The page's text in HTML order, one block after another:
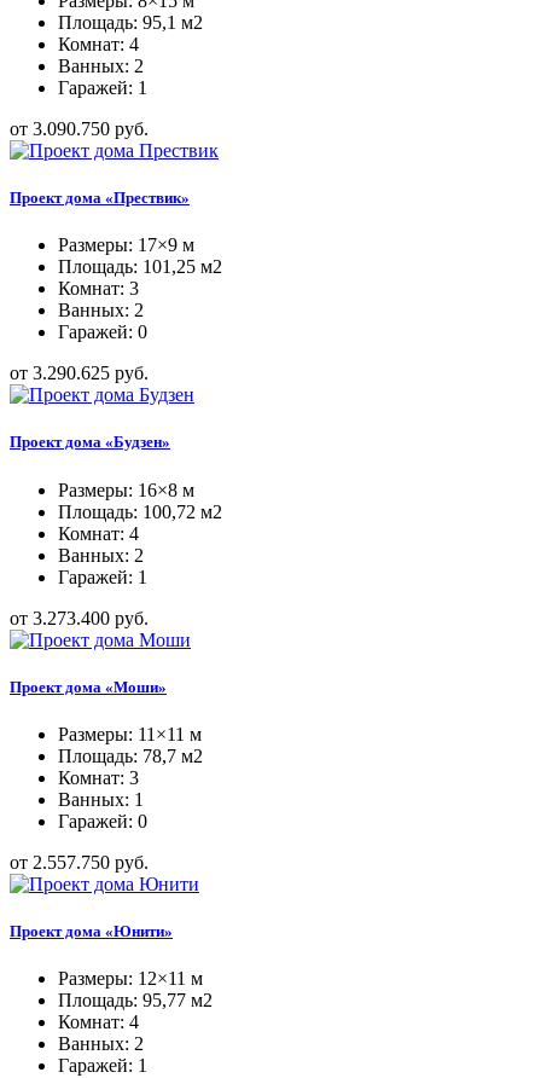
Площадь: 95,1 м2
Комнат: 4
Ванных: 2
Гаражей: 1
от 3.090.750 руб.
Проект дома «Прествик»
Размеры: 17×9 м
Площадь: 101,25 м2
Комнат: 3
Ванных: 2
Гаражей: 0
от 3.290.625 руб.
Проект дома «Будзен»
Размеры: 16×8 м
Площадь: 100,72 м2
Комнат: 4
Ванных: 2
Гаражей: 1
от 3.273.400 руб.
Проект дома «Моши»
Размеры: 11×11 м
Площадь: 78,7 м2
Комнат: 3
Ванных: 1
Гаражей: 0
от 2.557.750 руб.
Проект дома «Юнити»
Размеры: 12×11 м
Площадь: 95,77 м2
Комнат: 4
Ванных: 2
Гаражей: 1